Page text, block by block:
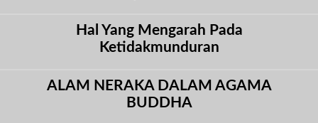
Hal Yang Mengarah Pada
Ketidakmunduran
ALAM NERAKA DALAM AGAMA
BUDDHA